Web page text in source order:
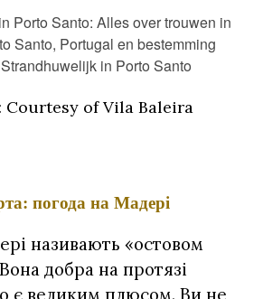
Courtesy of Vila Baleira
погода на Мадері
називають «остовом
добра на протязі